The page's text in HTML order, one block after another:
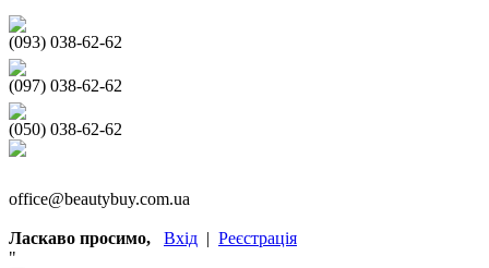
(093) 038-62-62
(097) 038-62-62
(050) 038-62-62
office@beautybuy.com.ua
Ласкаво просимо, Вхід | Реєстрація
"